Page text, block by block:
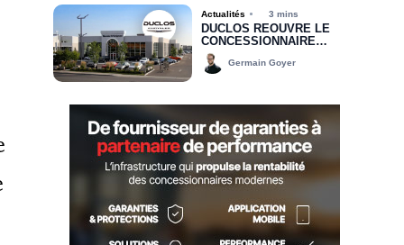
Actualités 3 mins
DUCLOS RÉOUVRE LE
CONCESSIONNAIRE
CHRYSLER DODGE JEEP
RAM DE DRUMMONDVILLE
Germain Goyer